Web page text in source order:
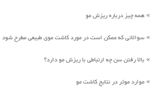
» همه چیز درباره ریزش مو
» سوالاتی که ممکن است در مورد کاشت موی طبیعی مطرح شود
» بالا رفتن سن چه ارتباطی با ریزش مو دارد؟
» موارد موثر در نتایج کاشت مو